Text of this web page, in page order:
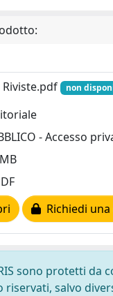
non
- Accesso
Richiedi
sono protetti da
salvo